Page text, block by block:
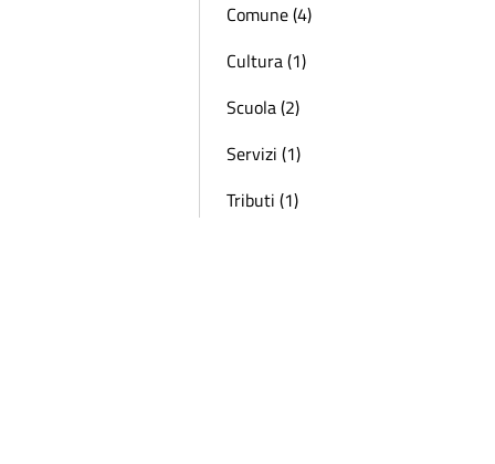
Comune (4)
Cultura (1)
Scuola (2)
Servizi (1)
Tributi (1)